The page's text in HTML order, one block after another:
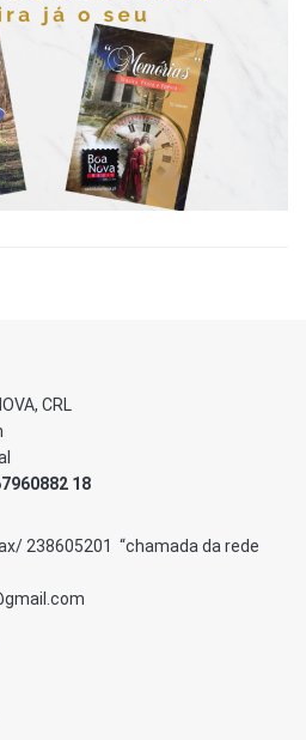
CRL
18
238605201 “chamada da rede